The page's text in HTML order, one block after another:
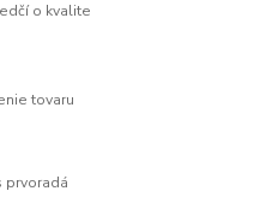
o kvalite
tovaru
prvoradá